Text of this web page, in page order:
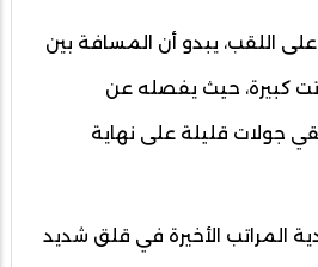
اللقب، يبدو أن المسافة بين
كبيرة، حيث يفصله عن
مع تبقي جولات قليلة على نهاية
المراتب الأخيرة في قلق شديد